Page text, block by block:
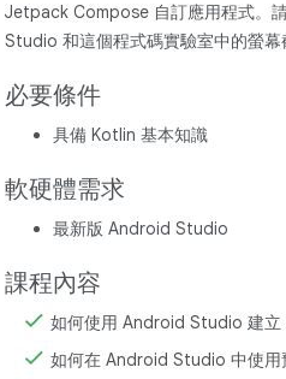
Jetpack Compose 自訂應用程式。
Studio 和這個程式碼實驗室中的螢幕
必要條件
具備 Kotlin 基本知識
軟硬體需求
最新版 Android Studio
課程內容
如何使用 Android Studio 建
如何在 Android Studio 中使用